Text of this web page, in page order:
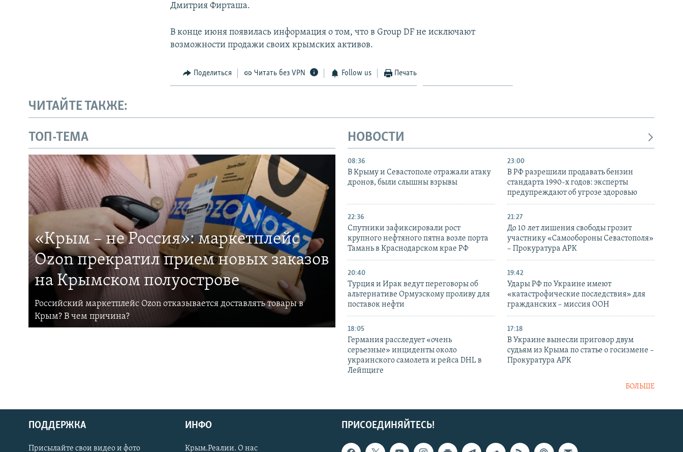
Українською
Дмитрия Фирташа.
В конце июня появилась информация о том, что в Group DF не исключают
возможности продажи своих крымских активов.
Поделиться Читать без VPN Follow us Печать
ЧИТАЙТЕ ТАКЖЕ:
ТОП-ТЕМА
«Крым – не Россия»: маркетплейс
Ozon прекратил прием новых заказов
на Крымском полуострове
Российский маркетплейс Ozon отказывается доставлять товары в
Крым? В чем причина?
НОВОСТИ
08:36
В Крыму и Севастополе отражали атаку
дронов, были слышны взрывы
23:00
В РФ разрешили продавать бензин
стандарта 1990-х годов: эксперты
предупреждают об угрозе здоровью
22:36
Спутники зафиксировали рост
крупного нефтяного пятна возле порта
Тамань в Краснодарском крае РФ
21:27
До 10 лет лишения свободы грозит
участнику «Самообороны Севастополя»
– Прокуратура АРК
20:40
Турция и Ирак ведут переговоры об
альтернативе Ормузскому проливу для
поставок нефти
19:42
Удары РФ по Украине имеют
«катастрофические последствия» для
гражданских – миссия ООН
18:05
Германия расследует «очень
серьезные» инциденты около
украинского самолета и рейса DHL в
Лейпциге
17:18
В Украине вынесли приговор двум
судьям из Крыма по статье о госизмене –
Прокуратура АРК
БОЛЬШЕ
ПРИСОЕДИНЯЙТЕСЬ!
ПОДДЕРЖКА
Присылайте свои видео и фото
ИНФО
Крым.Реалии. О нас